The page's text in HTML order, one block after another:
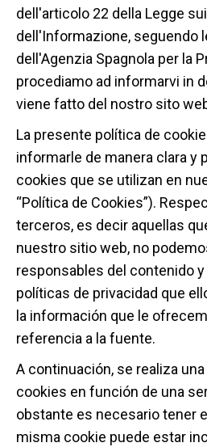
dell'articolo 22 della Legge
dell'Informazione, seguendo
dell'Agenzia Spagnola per la
procediamo ad informarvi in
viene fatto del nostro sito
La presente política de
informarle de manera clara y
cookies que se utilizan en
“Política de Cookies”).
terceros, es decir aquellas
nuestro sitio web, no
responsables del contenido
políticas de privacidad que
la información que le
referencia a la fuente.
A continuación, se realiza
cookies en función de una
obstante es necesario tener
misma cookie puede estar